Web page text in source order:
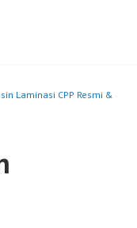
Laminasi CPP Resmi &